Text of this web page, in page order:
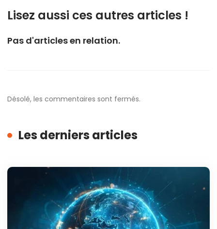
Lisez aussi ces autres articles !
Pas d'articles en relation.
Désolé, les commentaires sont fermés.
Les derniers articles